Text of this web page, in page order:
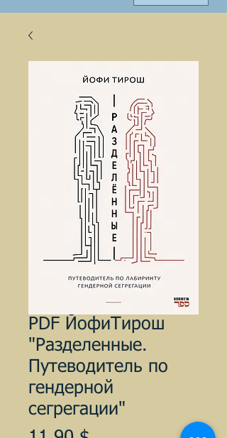
PDF ЙофиТирош
"Разделенные.
Путеводитель по
гендерной
сегрегации"